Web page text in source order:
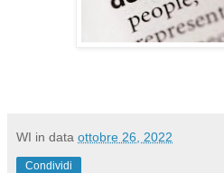
WI in data ottobre 26, 2022
Condividi